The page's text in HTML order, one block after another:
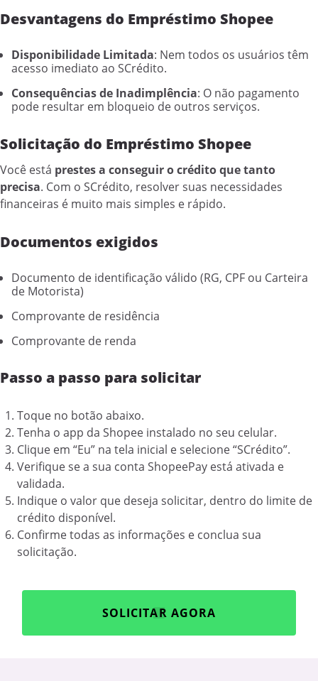
Desvantagens do Empréstimo Shopee
Disponibilidade Limitada: Nem todos os usuários têm
acesso imediato ao SCrédito.
Consequências de Inadimplência: O não pagamento
pode resultar em bloqueio de outros serviços.
Solicitação do Empréstimo Shopee
Você está prestes a conseguir o crédito que tanto
precisa. Com o SCrédito, resolver suas necessidades
financeiras é muito mais simples e rápido.
Documentos exigidos
Documento de identificação válido (RG, CPF ou Carteira
de Motorista)
Comprovante de residência
Comprovante de renda
Passo a passo para solicitar
Toque no botão abaixo.
Tenha o app da Shopee instalado no seu celular.
Clique em “Eu” na tela inicial e selecione “SCrédito”.
Verifique se a sua conta ShopeePay está ativada e
validada.
Indique o valor que deseja solicitar, dentro do limite de
crédito disponível.
Confirme todas as informações e conclua sua
solicitação.
SOLICITAR AGORA